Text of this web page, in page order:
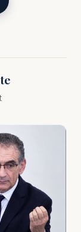
creștine
sau
A-
viața, să Îi